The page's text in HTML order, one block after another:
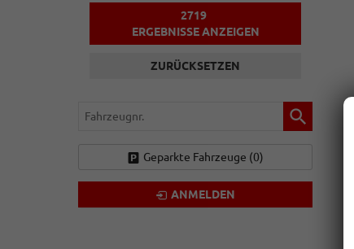
2719
ERGEBNISSE ANZEIGEN
ZURÜCKSETZEN
Fahrzeugnr.
Geparkte Fahrzeuge (0)
ANMELDEN